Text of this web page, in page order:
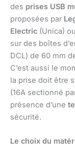
des prises USB
proposées par
Electric (Unica) ou
sur des boîtes
DCL) de 60 mm
C’est aussi le
la prise doit être
(16A sectionné
présence d’une
sécurité.
Le choix du